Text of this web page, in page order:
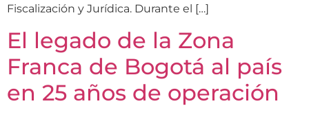
Fiscalización y Jurídica. Durante el […]
El legado de la Zona
Franca de Bogotá al país
en 25 años de operación